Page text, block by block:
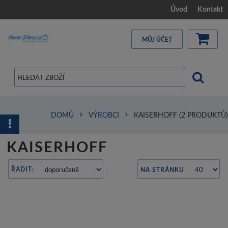
Úvod Kontakt
MŮJ ÚČET
DOMŮ VÝROBCI KAISERHOFF (2 PRODUKTŮ)
KAISERHOFF
ŘADIT: NA STRÁNKU